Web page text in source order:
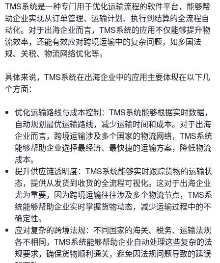
TMS系统是一种专门用于优化运输流程的软件平台，能够帮
助企业实现从订单管理、运输计划、执行到结算的全流程自
动化。对于出海企业而言，TMS系统的应用不仅能够提升物
流效率，还能有效应对跨境运输中的复杂问题，如多国法
规、关税、物流网络优化等。
具体来说，TMS系统在出海企业中的应用主要体现在以下几
个方面：
优化运输路线与成本控制：TMS系统能够根据实时数据，
自动规划最优运输路线，减少运输时间和成本。对于出海
企业而言，跨境运输涉及多个国家的物流网络，TMS系统
能够帮助企业选择最经济、最快捷的运输方案，降低物流
成本。
提升供应链透明度：TMS系统能够实时跟踪货物的运输状
态，提供从发货到收货的全流程可视化。这对于出海企业
尤为重要，因为跨境运输往往涉及多个物流节点，TMS系
统能够帮助企业实时掌握货物动态，减少运输过程中的不
确定性。
应对复杂的跨境法规：不同国家的海关、税务、运输法规
各不相同，TMS系统能够帮助企业自动处理这些复杂的法
规要求，确保货物顺利通关，避免因法规问题导致的延误